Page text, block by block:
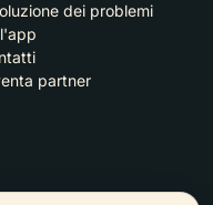
dei problemi
partner